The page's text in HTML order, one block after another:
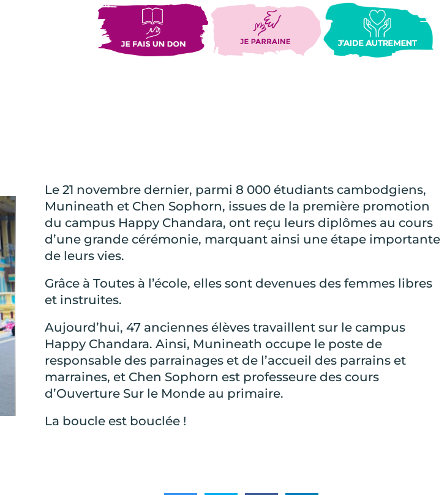
Le 21 novembre dernier, parmi 8 000 étudiants cambodgiens,
Munineath et Chen Sophorn, issues de la première promotion
du campus Happy Chandara, ont reçu leurs diplômes au cours
d’une grande cérémonie, marquant ainsi une étape importante
de leurs vies.
Grâce à Toutes à l’école, elles sont devenues des femmes libres
et instruites.
Aujourd’hui, 47 anciennes élèves travaillent sur le campus
Happy Chandara. Ainsi, Munineath occupe le poste de
responsable des parrainages et de l’accueil des parrains et
marraines, et Chen Sophorn est professeure des cours
d’Ouverture Sur le Monde au primaire.
La boucle est bouclée !